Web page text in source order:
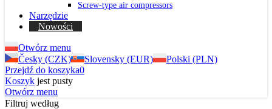
Screw-type air compressors
Narzędzie
Nowości
Otwórz menu
Česky (CZK)
Slovensky (EUR)
Polski (PLN)
Przejdź do koszyka0
Koszyk jest pusty
Otwórz menu
Filtruj według